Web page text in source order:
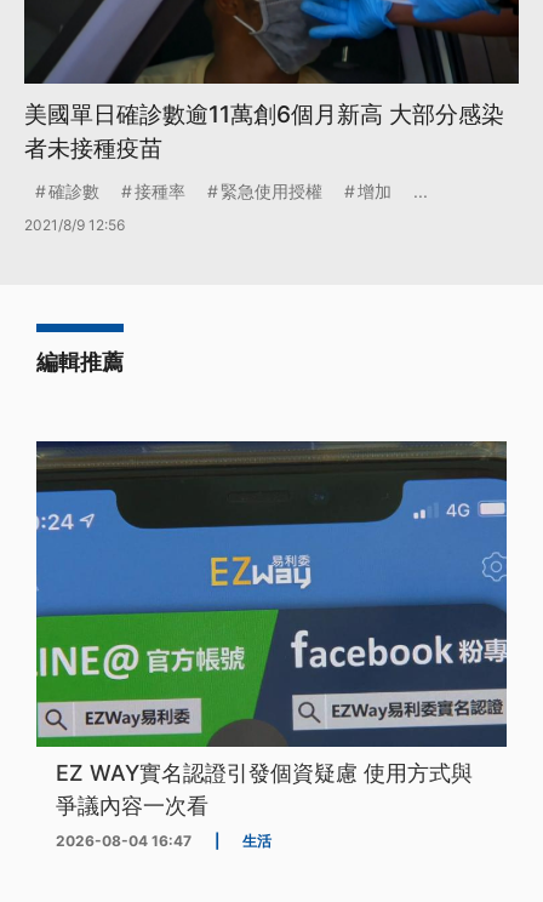
美國單日確診數逾11萬創6個月新高 大部分感染
者未接種疫苗
確診數 接種率 緊急使用授權 增加 ...
2021/8/9 12:56
編輯推薦
EZ WAY實名認證引發個資疑慮 使用方式與
爭議內容一次看
2026-08-04 16:47 生活